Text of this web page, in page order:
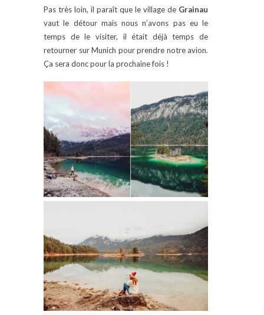
Pas très loin, il paraît que le village de Grainau
vaut le détour mais nous n’avons pas eu le
temps de le visiter, il était déjà temps de
retourner sur Munich pour prendre notre avion.
Ça sera donc pour la prochaine fois !